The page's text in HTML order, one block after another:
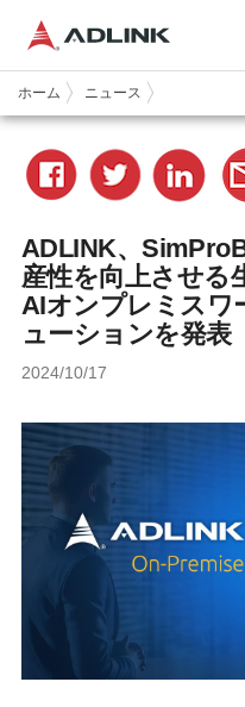
ホーム ニュース
ADLINK、
産性を向上させる
AIオンプレミスワ
ューションを発表
2024/10/17